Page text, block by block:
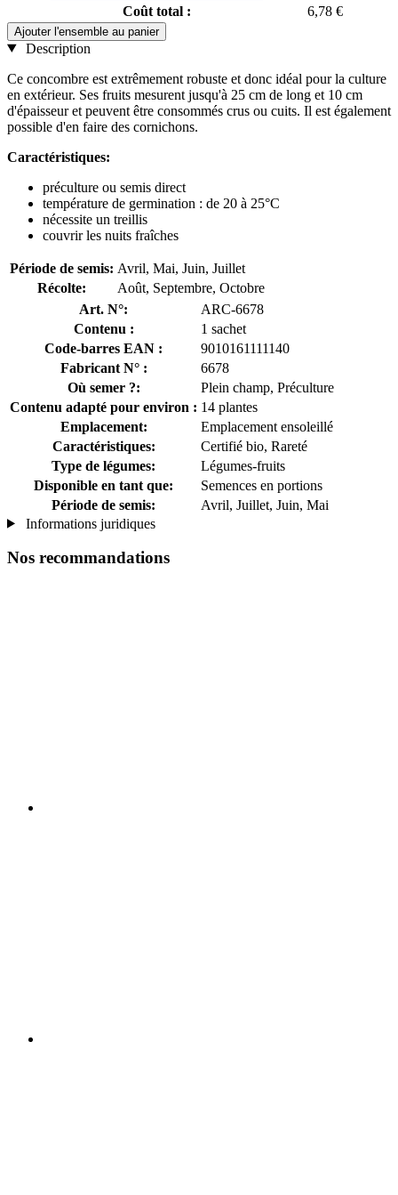
Coût total :
6,78 €
Ajouter l'ensemble au panier
Description
Ce concombre est extrêmement robuste et donc idéal pour la culture
en extérieur. Ses fruits mesurent jusqu'à 25 cm de long et 10 cm
d'épaisseur et peuvent être consommés crus ou cuits. Il est également
possible d'en faire des cornichons.
Caractéristiques:
préculture ou semis direct
température de germination : de 20 à 25°C
nécessite un treillis
couvrir les nuits fraîches
Période de semis: Avril, Mai, Juin, Juillet
Récolte:
Août, Septembre, Octobre
Art. N°:
ARC-6678
Contenu :
1 sachet
Code-barres EAN :
9010161111140
Fabricant N° :
6678
Où semer ?:
Plein champ, Préculture
Contenu adapté pour environ : 14 plantes
Emplacement:
Emplacement ensoleillé
Caractéristiques:
Certifié bio, Rareté
Type de légumes:
Légumes-fruits
Disponible en tant que:
Semences en portions
Période de semis:
Avril, Juillet, Juin, Mai
Informations juridiques
Nos recommandations